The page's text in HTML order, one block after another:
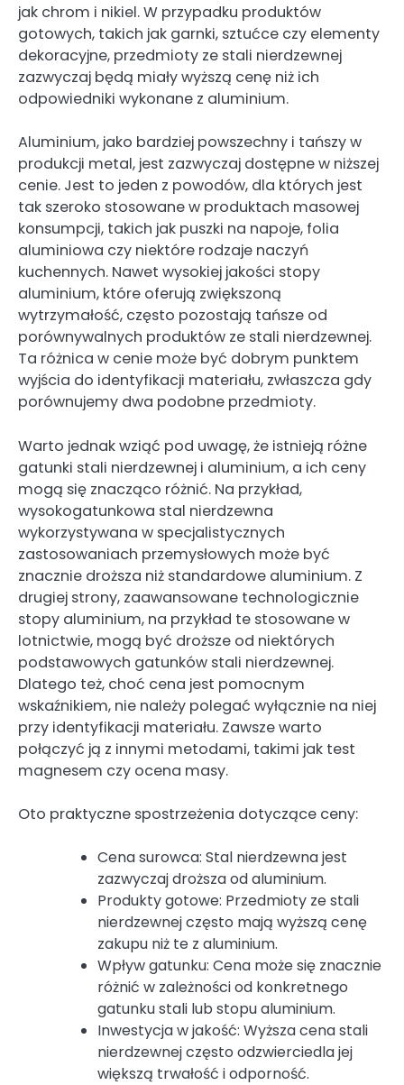
jak chrom i nikiel. W przypadku produktów
gotowych, takich jak garnki, sztućce czy elementy
dekoracyjne, przedmioty ze stali nierdzewnej
zazwyczaj będą miały wyższą cenę niż ich
odpowiedniki wykonane z aluminium.
Aluminium, jako bardziej powszechny i tańszy w
produkcji metal, jest zazwyczaj dostępne w niższej
cenie. Jest to jeden z powodów, dla których jest
tak szeroko stosowane w produktach masowej
konsumpcji, takich jak puszki na napoje, folia
aluminiowa czy niektóre rodzaje naczyń
kuchennych. Nawet wysokiej jakości stopy
aluminium, które oferują zwiększoną
wytrzymałość, często pozostają tańsze od
porównywalnych produktów ze stali nierdzewnej.
Ta różnica w cenie może być dobrym punktem
wyjścia do identyfikacji materiału, zwłaszcza gdy
porównujemy dwa podobne przedmioty.
Warto jednak wziąć pod uwagę, że istnieją różne
gatunki stali nierdzewnej i aluminium, a ich ceny
mogą się znacząco różnić. Na przykład,
wysokogatunkowa stal nierdzewna
wykorzystywana w specjalistycznych
zastosowaniach przemysłowych może być
znacznie droższa niż standardowe aluminium. Z
drugiej strony, zaawansowane technologicznie
stopy aluminium, na przykład te stosowane w
lotnictwie, mogą być droższe od niektórych
podstawowych gatunków stali nierdzewnej.
Dlatego też, choć cena jest pomocnym
wskaźnikiem, nie należy polegać wyłącznie na niej
przy identyfikacji materiału. Zawsze warto
połączyć ją z innymi metodami, takimi jak test
magnesem czy ocena masy.
Oto praktyczne spostrzeżenia dotyczące ceny:
Cena surowca: Stal nierdzewna jest
zazwyczaj droższa od aluminium.
Produkty gotowe: Przedmioty ze stali
nierdzewnej często mają wyższą cenę
zakupu niż te z aluminium.
Wpływ gatunku: Cena może się znacznie
różnić w zależności od konkretnego
gatunku stali lub stopu aluminium.
Inwestycja w jakość: Wyższa cena stali
nierdzewnej często odzwierciedla jej
większą trwałość i odporność.